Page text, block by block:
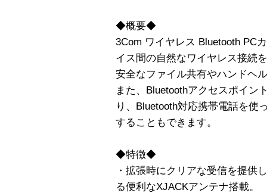
◆概要◆
3Com ワイヤレス Bluetooth PC
イス間の自然なワイヤレス接続
安全なファイル共有やハンドヘ
また、Bluetoothアクセスポイン
り、Bluetooth対応携帯電話を使
することもできます。
◆特徴◆
・拡張時にクリアな受信を提供
る便利なXJACKアンテナ搭載。